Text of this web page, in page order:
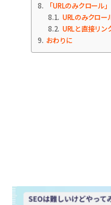
8
「URLのみクロール
8.1 URLのみクロー
8.2 URLと直接リン
9 おわりに